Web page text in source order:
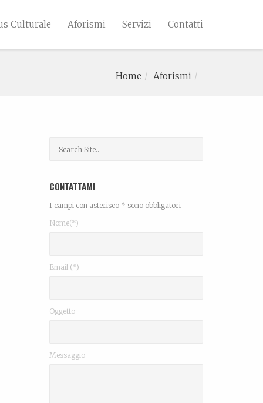
Culturale Aforismi Servizi Contatti
Home Aforismi
CONTATTAMI
I campi con asterisco * sono obbligatori
Nome(*)
Email (*)
Oggetto
Messaggio